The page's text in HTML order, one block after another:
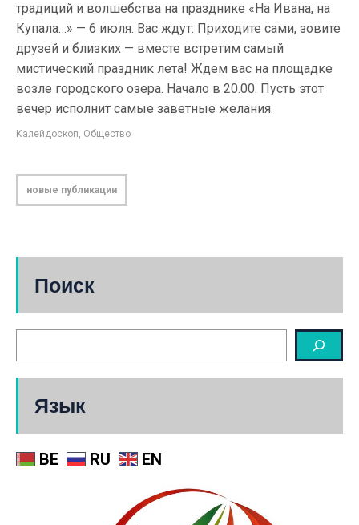
традиций и волшебства на празднике «На Ивана, на
Купала…» — 6 июля. Вас ждут: Приходите сами, зовите
друзей и близких — вместе встретим самый
мистический праздник лета! Ждем вас на площадке
возле городского озера. Начало в 20.00. Пусть этот
вечер исполнит самые заветные желания.
Калейдоскоп, Общество
новые публикации
Поиск
Язык
BE RU EN